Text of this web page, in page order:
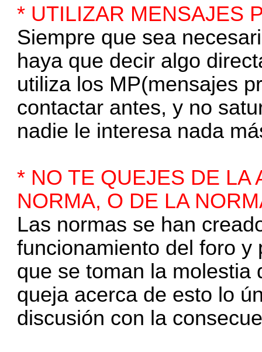
* UTILIZAR MENSAJES
Siempre que sea
haya que decir algo
utiliza los MP(mensajes
contactar antes, y no
nadie le interesa nada
* NO TE QUEJES DE LA
NORMA, O DE LA
Las normas se han
funcionamiento del foro
que se toman la molestia
queja acerca de esto lo
discusión con la